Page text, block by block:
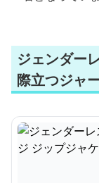
ジェンダー
際立つジャ